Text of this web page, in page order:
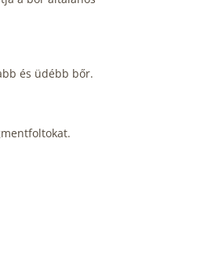
és üdébb bőr.